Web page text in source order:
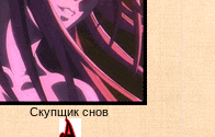
Скупщик снов